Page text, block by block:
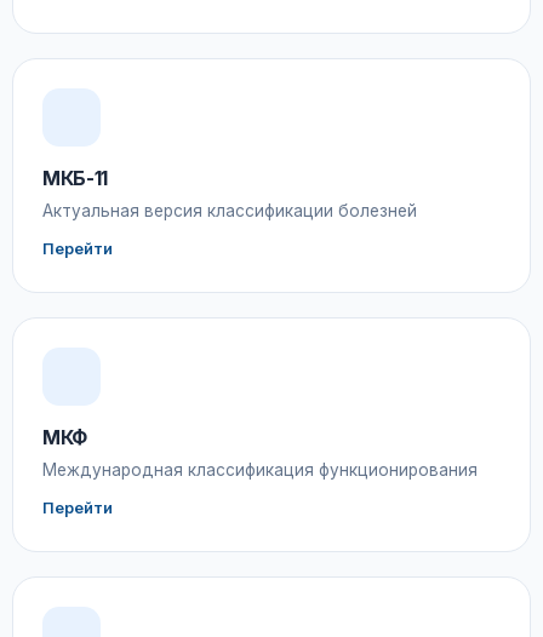
МКБ-11
Актуальная версия классификации болезней
Перейти
МКФ
Международная классификация функционирования
Перейти